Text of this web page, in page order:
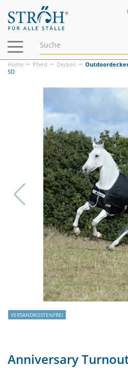
Navigation
ein-/ausblenden
Home Pferd Decken
SD
VERSANDKOSTENFREI
Anniversary